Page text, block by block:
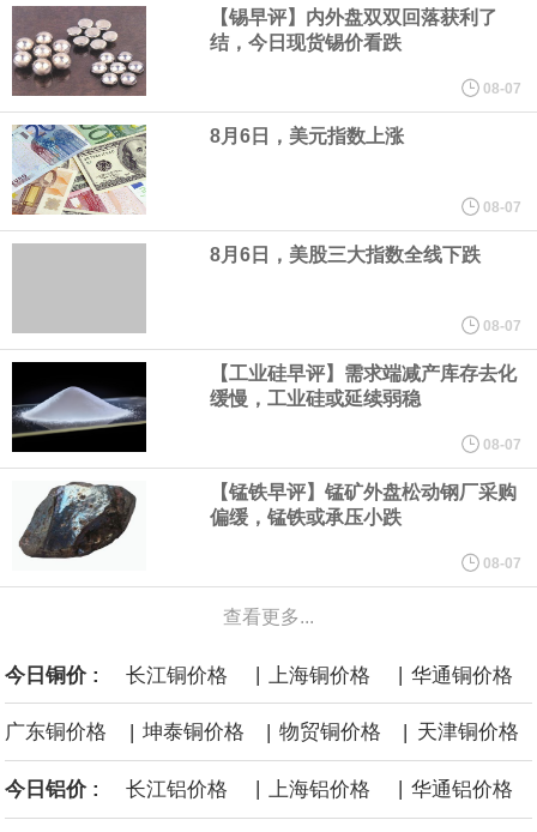
节性气候和极端天气扰动下仍保持扩张，行业运行具有较强韧性。7
月份中国仓储指数为50.3%，较上月上升0.1个百分点，连续两个月
运行在扩张区间。
圣路易斯联储行长阿尔伯托·穆萨莱姆表示，由于通胀高于美联储2%
的目标，决策者负担不起在等待可能出现更强劲的生产率增长的同
时、容忍更高通胀的代价。“在这样的背景下，货币政策对基本通胀
实施有力的约束至关重要，而不是为了追求未来的生产率增长而容
忍如今更高的通胀，”穆萨莱姆在为圣保罗一场活动准备的讲稿中表
示。
8月6日，伊朗方面公开拟议的霍尔木兹海峡战略管理方案初步文本
细节，内容包括禁止敌对方面通过海峡等，违反规定者将被处以最
高达货物价值20%的罚款。
中国制造与中国品牌正加速扩大在韩国汽车市场的影响力。韩联社4
日报道称，韩国上半年售出的电动汽车中，超1/3为中国制造车型。
【锡早评】内外盘双双回落获利了
结，今日现货锡价看跌
08-07
8月6日，美元指数上涨
08-07
8月6日，美股三大指数全线下跌
08-07
【工业硅早评】需求端减产库存去化
缓慢，工业硅或延续弱稳
08-07
【锰铁早评】锰矿外盘松动钢厂采购
偏缓，锰铁或承压小跌
08-07
查看更多...
今日铜价 : 长江铜价格 | 上海铜价格 | 华通铜价格
广东铜价格 | 坤泰铜价格 | 物贸铜价格 | 天津铜价格
今日铝价 : 长江铝价格 上海铝价格 华通铝价格